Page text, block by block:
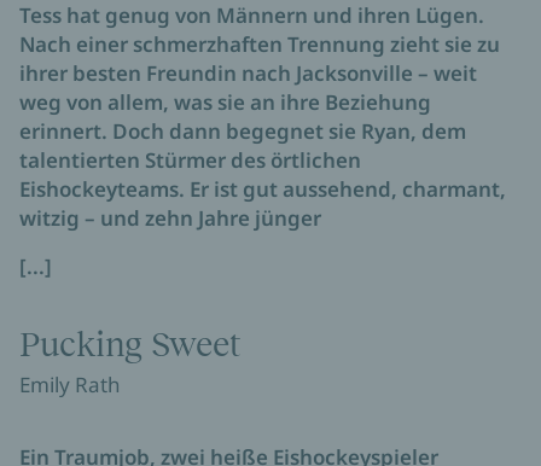
Tess hat genug von Männern und ihren Lügen.
Nach einer schmerzhaften Trennung zieht sie zu
ihrer besten Freundin nach Jacksonville – weit
weg von allem, was sie an ihre Beziehung
erinnert. Doch dann begegnet sie Ryan, dem
talentierten Stürmer des örtlichen
Eishockeyteams. Er ist gut aussehend, charmant,
witzig – und zehn Jahre jünger
[...]
Pucking Sweet
Emily Rath
Ein Traumjob, zwei heiße Eishockeyspieler